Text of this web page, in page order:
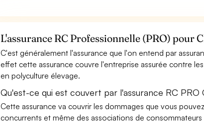
L'assurance RC Professionnelle (PRO) pour
C'est généralement l'assurance que l'on entend par
effet cette assurance couvre l'entreprise assurée contre
en polyculture élevage.
Qu'est-ce qui est couvert par l'assurance RC
Cette assurance va couvrir les dommages que vous
concurrents et même des associations de